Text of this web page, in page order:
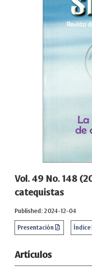
Sidebar
Vol. 49 No. 148
catequistas
Published: 2024-12-04
Presentación Índice
Artículos